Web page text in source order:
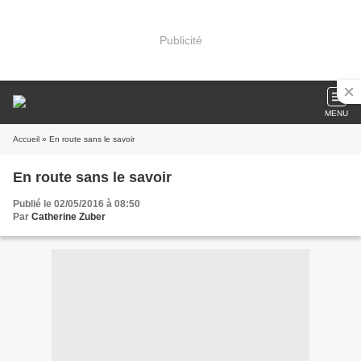
Publicité
MENU
Accueil » En route sans le savoir
En route sans le savoir
Publié le 02/05/2016 à 08:50
Par Catherine Zuber